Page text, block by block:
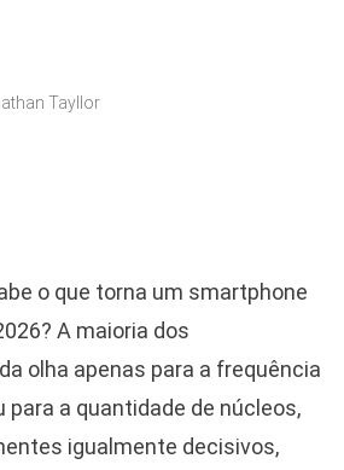
Tayllor
o que torna um smartphone
A maioria dos
olha apenas para a frequência
para a quantidade de núcleos,
igualmente decisivos,